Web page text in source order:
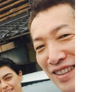
京都府・京都府観
in the ancient art of
島社リンネル10月号
ベント」を開催しま
５-６日 MADO / 京
展」に出展しました
日～３０日 TOIビ
日 garecoさんちギ
をグランドオープ
６日
与謝野町加悦 /
む春の暮らし」に出
Kyoto Vol.44に登壇し
２２日 Urbanguild /
ドファンディング
大阪
あたらしい暮らしに
西宮阪急２階トップ
「星まとい」をリリ
クトを企画・開発さ
ストール「星まとい
インストアにて受注
おはよー］ に出展し
〜１９日 utaco-drip
Kyoto Art Hostel
日カフェミツバチ
ーテン展示受注会
６日うめぞの 京